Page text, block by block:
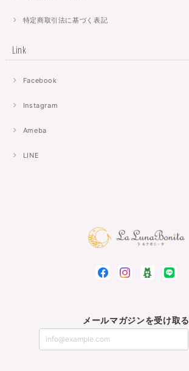
特定商取引法に基づく表記
Link
Facebook
Instagram
Ameba
LINE
メールマガジンを受け取る